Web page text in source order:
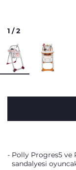
1 /2
Polly Progres5
sandalyesi